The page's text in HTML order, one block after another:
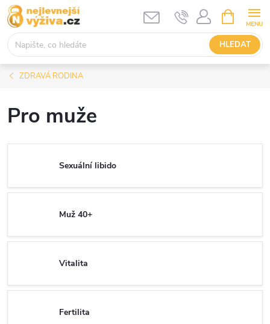
Přejít
na
obsah
HLEDAT
NÁKUPNÍ
KOŠÍK
ZDRAVÁ RODINA
Pro muže
Sexuální libido
Muž 40+
Vitalita
Fertilita